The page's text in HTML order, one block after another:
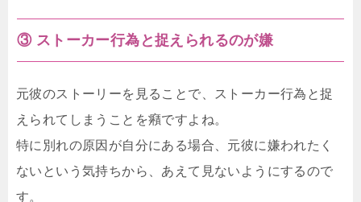
③ ストーカー行為と捉えられるのが嫌
元彼のストーリーを見ることで、ストーカー行為と捉
えられてしまうことを癪ですよね。
特に別れの原因が自分にある場合、元彼に嫌われたく
ないという気持ちから、あえて見ないようにするので
す。